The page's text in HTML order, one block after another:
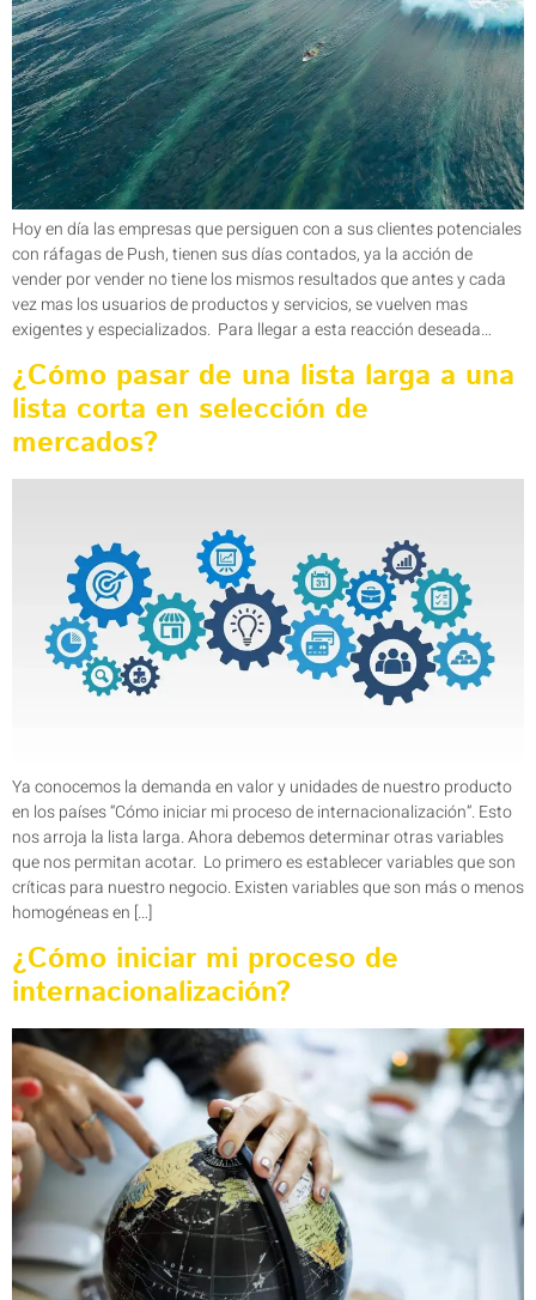
Hoy en día las empresas que persiguen con a sus clientes potenciales
con ráfagas de Push, tienen sus días contados, ya la acción de
vender por vender no tiene los mismos resultados que antes y cada
vez mas los usuarios de productos y servicios, se vuelven mas
exigentes y especializados. Para llegar a esta reacción deseada…
¿Cómo pasar de una lista larga a una
lista corta en selección de
mercados?
Ya conocemos la demanda en valor y unidades de nuestro producto
en los países “Cómo iniciar mi proceso de internacionalización”. Esto
nos arroja la lista larga. Ahora debemos determinar otras variables
que nos permitan acotar. Lo primero es establecer variables que son
críticas para nuestro negocio. Existen variables que son más o menos
homogéneas en […]
¿Cómo iniciar mi proceso de
internacionalización?